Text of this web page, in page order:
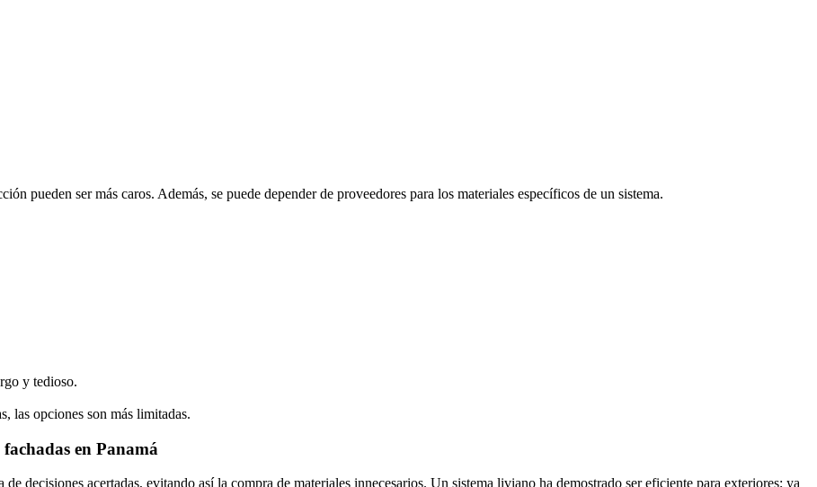
pueden ser más caros. Además, se puede depender de proveedores para los materiales específicos de un sistema.
y tedioso.
las opciones son más limitadas.
en Panamá
decisiones acertadas, evitando así la compra de materiales innecesarios. Un sistema liviano ha demostrado ser eficiente para exteriores; ya